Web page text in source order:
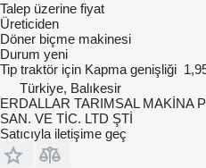
Talep üzerine fiyat
Üreticiden
Döner biçme makinesi
Durum yeni
Tip traktör için Kapma genişliği
Türkiye, Balıkesir
ERDALLAR TARIMSAL MAKİNA
SAN. VE TİC. LTD ŞTİ
Satıcıyla iletişime geç